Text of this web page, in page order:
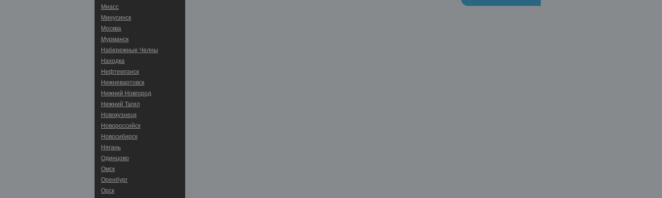
Миасс
Минусинск
Москва
Мурманск
Набережные Челны
Находка
Нефтеюганск
Нижневартовск
Нижний Новгород
Нижний Тагил
Новокузнецк
Новороссийск
Новосибирск
Нягань
Одинцово
Омск
Оренбург
Орск